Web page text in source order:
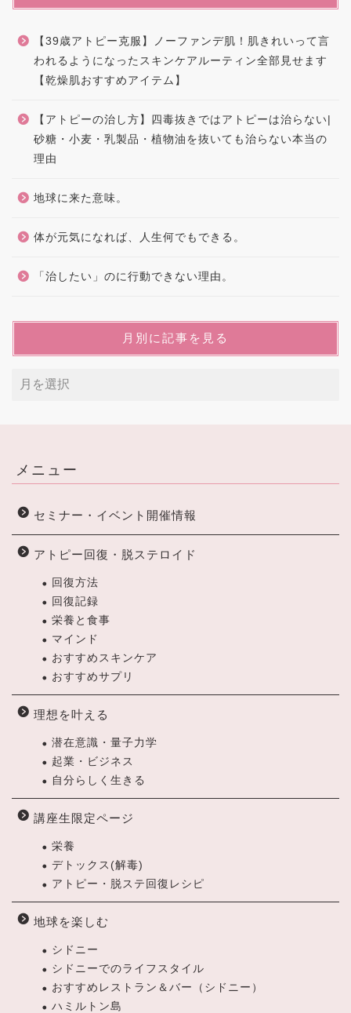
【39歳アトピー克服】ノーファンデ肌！肌きれいって言
われるようになったスキンケアルーティン全部見せます
【乾燥肌おすすめアイテム】
【アトピーの治し方】四毒抜きではアトピーは治らない|
砂糖・小麦・乳製品・植物油を抜いても治らない本当の
理由
地球に来た意味。
体が元気になれば、人生何でもできる。
「治したい」のに行動できない理由。
月別に記事を見る
メニュー
セミナー・イベント開催情報
アトピー回復・脱ステロイド
回復方法
回復記録
栄養と食事
マインド
おすすめスキンケア
おすすめサプリ
理想を叶える
潜在意識・量子力学
起業・ビジネス
自分らしく生きる
講座生限定ページ
栄養
デトックス(解毒)
アトピー・脱ステ回復レシピ
地球を楽しむ
シドニー
シドニーでのライフスタイル
おすすめレストラン＆バー（シドニー）
ハミルトン島